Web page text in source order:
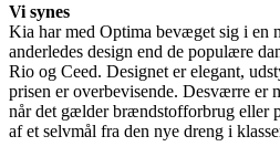
Vi synes
Kia har med Optima bevæget sig i en
anderledes design end de populære
Rio og Ceed. Designet er elegant,
prisen er overbevisende. Desværre er
når det gælder brændstofforbrug eller
af et selvmål fra den nye dreng i